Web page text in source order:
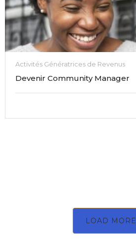
Activités Génératrices de Revenus
Devenir Community Manager
LOAD MORE